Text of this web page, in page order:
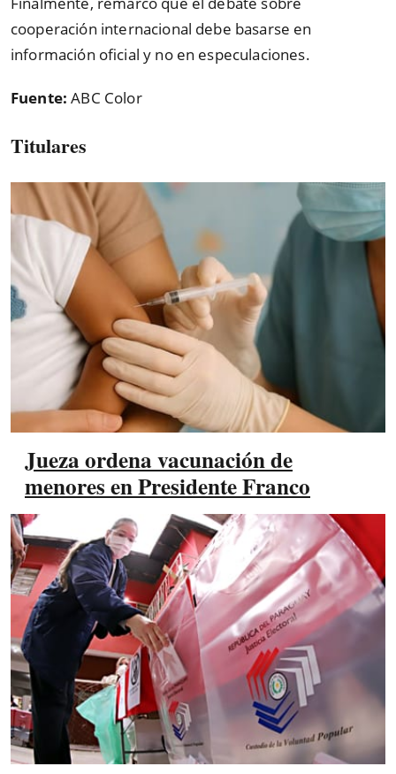
cooperación internacional debe basarse en
información oficial y no en especulaciones.
Fuente:ABC Color
Titulares
Jueza ordena vacunación de
menores en Presidente Franco